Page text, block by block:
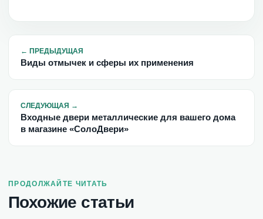
← ПРЕДЫДУЩАЯ
Виды отмычек и сферы их применения
СЛЕДУЮЩАЯ →
Входные двери металлические для вашего дома
в магазине «СолоДвери»
ПРОДОЛЖАЙТЕ ЧИТАТЬ
Похожие статьи